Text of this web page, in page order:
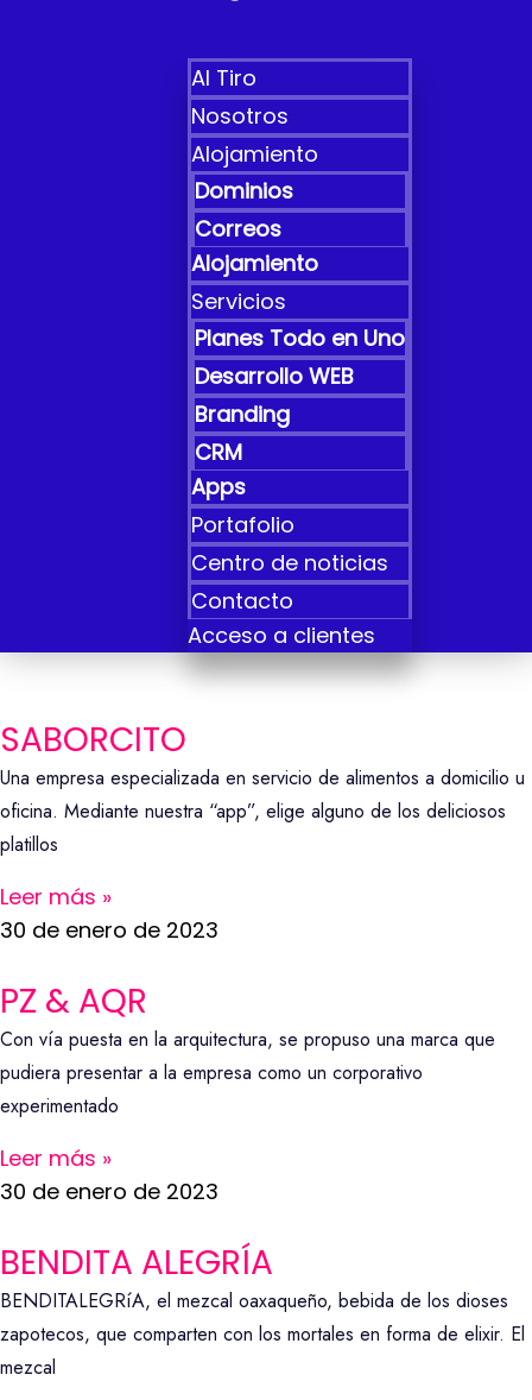
Al Tiro
Nosotros
Alojamiento
Dominios
Correos
Alojamiento
Servicios
Planes Todo en Uno
Desarrollo WEB
Branding
CRM
Apps
Portafolio
Centro de noticias
Contacto
Acceso a clientes
SABORCITO
Una empresa especializada en servicio de alimentos a domicilio u
oficina. Mediante nuestra “app”, elige alguno de los deliciosos
platillos
Leer más »
30 de enero de 2023
PZ & AQR
Con vía puesta en la arquitectura, se propuso una marca que
pudiera presentar a la empresa como un corporativo
experimentado
Leer más »
30 de enero de 2023
BENDITA ALEGRÍA
BENDITALEGRíA, el mezcal oaxaqueño, bebida de los dioses
zapotecos, que comparten con los mortales en forma de elixir. El
mezcal